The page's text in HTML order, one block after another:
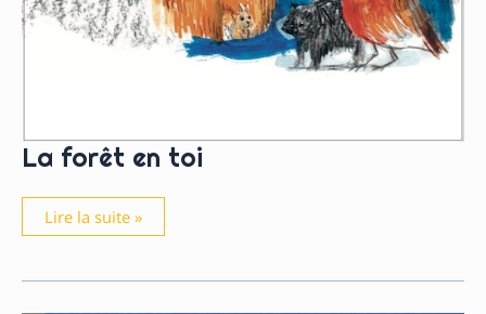
La forêt en toi
La
forêt
Lire la suite »